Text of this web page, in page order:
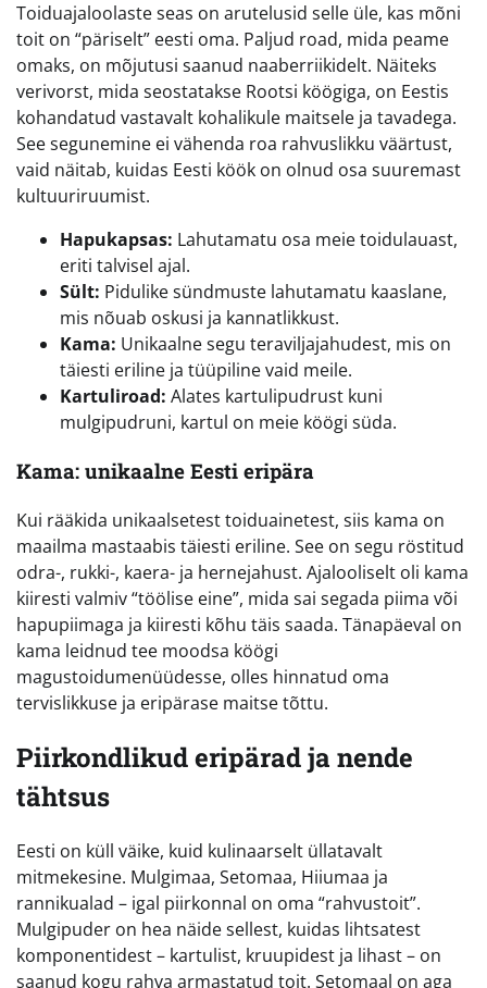
Toiduajaloolaste seas on arutelusid selle üle, kas mõni
toit on “päriselt” eesti oma. Paljud road, mida peame
omaks, on mõjutusi saanud naaberriikidelt. Näiteks
verivorst, mida seostatakse Rootsi köögiga, on Eestis
kohandatud vastavalt kohalikule maitsele ja tavadega.
See segunemine ei vähenda roa rahvuslikku väärtust,
vaid näitab, kuidas Eesti köök on olnud osa suuremast
kultuuriruumist.
Hapukapsas: Lahutamatu osa meie toidulauast,
eriti talvisel ajal.
Sült: Pidulike sündmuste lahutamatu kaaslane,
mis nõuab oskusi ja kannatlikkust.
Kama: Unikaalne segu teraviljajahudest, mis on
täiesti eriline ja tüüpiline vaid meile.
Kartuliroad: Alates kartulipudrust kuni
mulgipudruni, kartul on meie köögi süda.
Kama: unikaalne Eesti eripära
Kui rääkida unikaalsetest toiduainetest, siis kama on
maailma mastaabis täiesti eriline. See on segu röstitud
odra-, rukki-, kaera- ja hernejahust. Ajalooliselt oli kama
kiiresti valmiv “töölise eine”, mida sai segada piima või
hapupiimaga ja kiiresti kõhu täis saada. Tänapäeval on
kama leidnud tee moodsa köögi
magustoidumenüüdesse, olles hinnatud oma
tervislikkuse ja eripärase maitse tõttu.
Piirkondlikud eripärad ja nende
tähtsus
Eesti on küll väike, kuid kulinaarselt üllatavalt
mitmekesine. Mulgimaa, Setomaa, Hiiumaa ja
rannikualad – igal piirkonnal on oma “rahvustoit”.
Mulgipuder on hea näide sellest, kuidas lihtsatest
komponentidest – kartulist, kruupidest ja lihast – on
saanud kogu rahva armastatud toit. Setomaal on aga